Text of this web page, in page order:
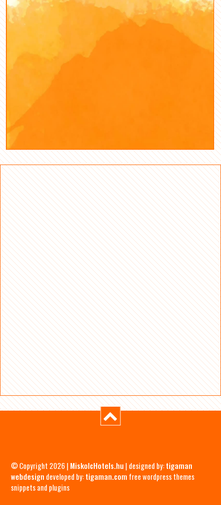
© Copyright 2026 | MiskolcHotels.hu | designed by:tigaman
webdesign developed by:tigaman.com free wordpress themes
snippets and plugins